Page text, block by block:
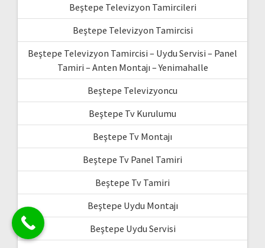
Beştepe Televizyon Tamircileri
Beştepe Televizyon Tamircisi
Beştepe Televizyon Tamircisi – Uydu Servisi – Panel
Tamiri – Anten Montajı – Yenimahalle
Beştepe Televizyoncu
Beştepe Tv Kurulumu
Beştepe Tv Montajı
Beştepe Tv Panel Tamiri
Beştepe Tv Tamiri
Beştepe Uydu Montajı
Beştepe Uydu Servisi